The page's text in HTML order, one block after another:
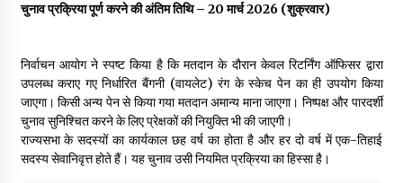
चुनाव प्रक्रिया पूर्ण करने की अंतिम तिथि – 20 मार्च 2026 (शुक्रवार)
निर्वाचन आयोग ने स्पष्ट किया है कि मतदान के दौरान केवल रिटर्निंग ऑफिसर द्वारा
उपलब्ध कराए गए निर्धारित बैंगनी (वायलेट) रंग के स्केच पेन का ही उपयोग किया
जाएगा। किसी अन्य पेन से किया गया मतदान अमान्य माना जाएगा। निष्पक्ष और पारदर्शी
चुनाव सुनिश्चित करने के लिए प्रेक्षकों की नियुक्ति भी की जाएगी।
राज्यसभा के सदस्यों का कार्यकाल छह वर्ष का होता है और हर दो वर्ष में एक-तिहाई
सदस्य सेवानिवृत्त होते हैं। यह चुनाव उसी नियमित प्रक्रिया का हिस्सा है।